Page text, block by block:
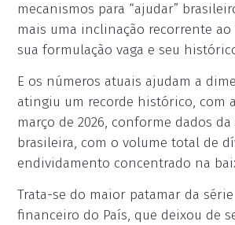
mecanismos para “ajudar”
mais uma inclinação recorrente
sua formulação vaga e seu
E os números atuais ajudam a
atingiu um recorde histórico, com
março de 2026, conforme dados
brasileira, com o volume total de
endividamento concentrado na
Trata-se do maior patamar da
financeiro do País, que deixou de